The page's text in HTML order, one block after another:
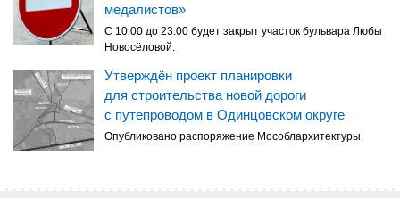
медалистов»
С 10:00 до 23:00 будет закрыт участок бульвара Любы
Новосёловой.
Утверждён проект планировки
для строительства новой дороги
с путепроводом в Одинцовском округе
Опубликовано распоряжение Мособлархитектуры.